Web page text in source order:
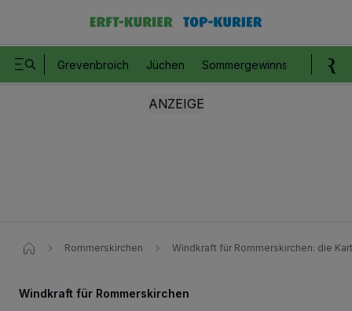
Grevenbroich Jüchen Sommergewinnspiel
Rommerskirchen Windkraft für Rommerskirchen: die
Windkraft für Rommerskirchen